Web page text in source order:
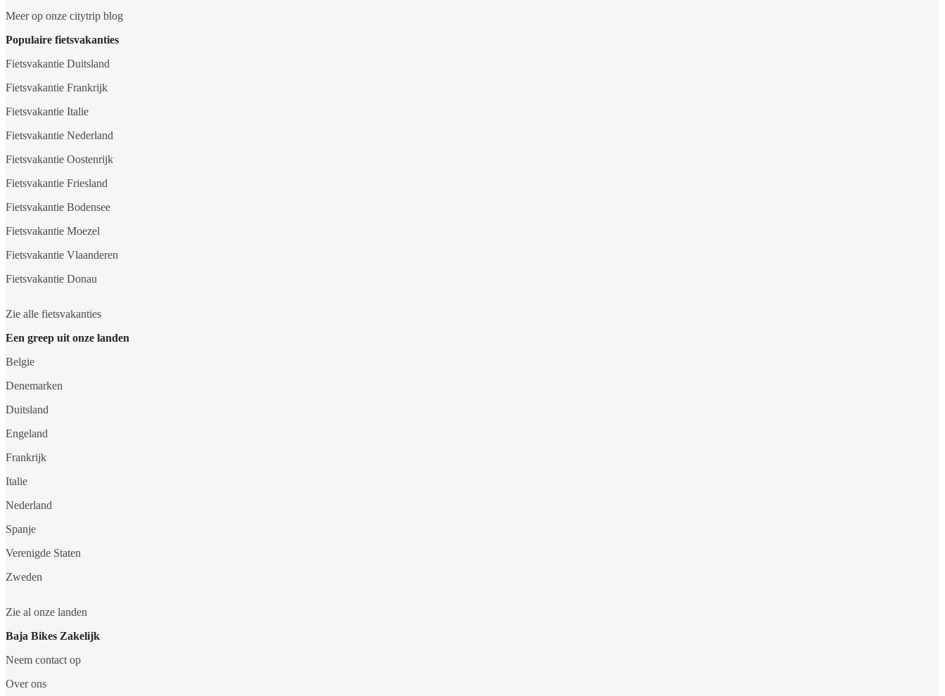
Meer op onze citytrip blog
Populaire fietsvakanties
Fietsvakantie Duitsland
Fietsvakantie Frankrijk
Fietsvakantie Italie
Fietsvakantie Nederland
Fietsvakantie Oostenrijk
Fietsvakantie Friesland
Fietsvakantie Bodensee
Fietsvakantie Moezel
Fietsvakantie Vlaanderen
Fietsvakantie Donau
Zie alle fietsvakanties
Een greep uit onze landen
Belgie
Denemarken
Duitsland
Engeland
Frankrijk
Italie
Nederland
Spanje
Verenigde Staten
Zweden
Zie al onze landen
Baja Bikes Zakelijk
Neem contact op
Over ons